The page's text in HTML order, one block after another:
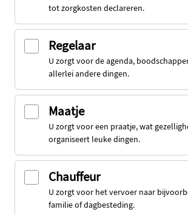
tot zorgkosten declareren.
Regelaar
U zorgt voor de agenda,
allerlei andere dingen.
Maatje
U zorgt voor een praatje, wat
organiseert leuke dingen.
Chauffeur
U zorgt voor het vervoer naar
familie of dagbesteding.